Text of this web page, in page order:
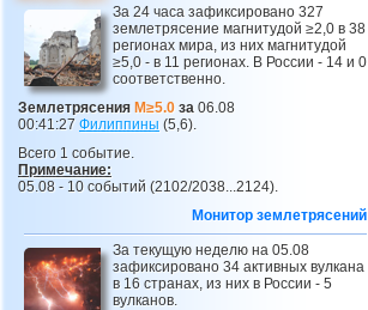
За 24 часа зафиксировано 327
землетрясение магнитудой ≥2,0 в 38
регионах мира, из них магнитудой
≥5,0 - в 11 регионах. В России - 14 и 0
соответственно.
Землетрясения M≥5.0 за 06.08
00:41:27 Филиппины (5,6).
Всего 1 событие.
Примечание:
05.08 - 10 событий (2102/2038...2124).
Монитор землетрясений
За текущую неделю на 05.08
зафиксировано 34 активных вулкана
в 16 странах, из них в России - 5
вулканов.